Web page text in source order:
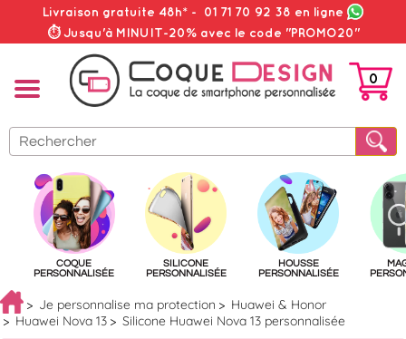
Livraison gratuite 48h* - 01 71 70 92 38 en ligne
⏱ Jusqu'à MINUIT-20% avec le code "PROMO20"
PANIER
0
COQUE
PERSONNALISÉE
SILICONE
PERSONNALISÉE
HOUSSE
PERSONNALISÉE
Je personnalise ma protection
Huawei & Honor
Huawei Nova 13
Silicone Huawei Nova 13 personnalisée